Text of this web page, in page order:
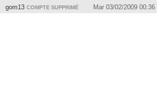
gom13 COMPTE SUPPRIMÉ Mar 03/02/2009 00:36